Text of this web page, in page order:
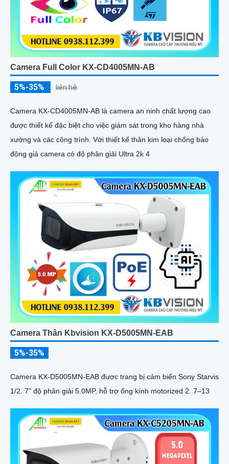
Camera Full Color KX-CD4005MN-AB
5%-35% liên hệ
Camera KX-CD4005MN-AB là camera an ninh chất lượng cao
được thiết kế đặc biệt cho việc giám sát trong kho hàng nhà
xưởng và các công trình. Với thiết kế thân kim loại chống báo
động giả camera có độ phân giải Ultra 2k 4
Camera Thân Kbvision KX-D5005MN-EAB
5%-35%
Camera KX-D5005MN-EAB được trang bị cảm biến Sony Starvis
1/2. 7” độ phân giải 5.0MP, hỗ trợ ống kính motorized 2. 7–13